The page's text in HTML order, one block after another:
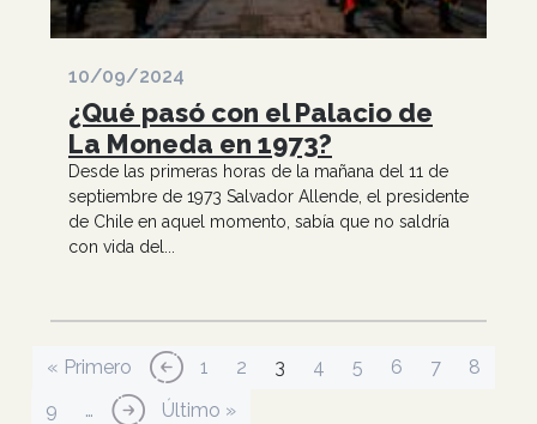
10/09/2024
¿Qué pasó con el Palacio de
La Moneda en 1973?
Desde las primeras horas de la mañana del 11 de
septiembre de 1973 Salvador Allende, el presidente
de Chile en aquel momento, sabía que no saldría
con vida del...
Primera página
« Primero Página anterior
‹‹ Página
1 Página
2 Página actual
3 Página
4 Página
5 Página
6 Página
7 Página
8
Página
9 … Siguiente página
›› Última página
Último »